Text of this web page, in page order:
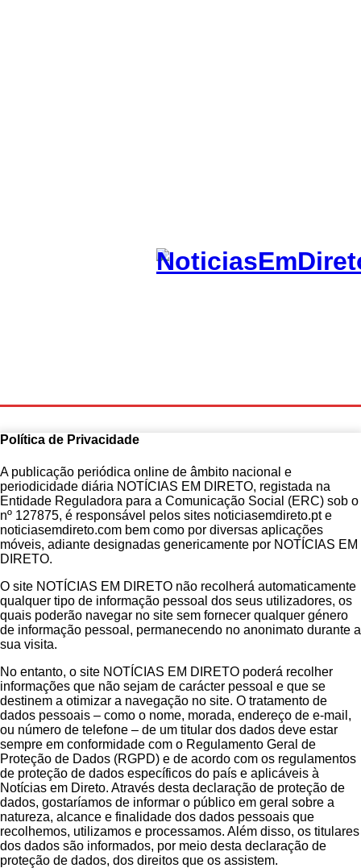
Política de Privacidade
A publicação periódica online de âmbito nacional e
periodicidade diária NOTÍCIAS EM DIRETO, registada na
Entidade Reguladora para a Comunicação Social (ERC) sob o
nº 127875, é responsável pelos sites noticiasemdireto.pt e
noticiasemdireto.com bem como por diversas aplicações
móveis, adiante designadas genericamente por NOTÍCIAS EM
DIRETO.
O site NOTÍCIAS EM DIRETO não recolherá automaticamente
qualquer tipo de informação pessoal dos seus utilizadores, os
quais poderão navegar no site sem fornecer qualquer género
de informação pessoal, permanecendo no anonimato durante a
sua visita.
No entanto, o site NOTÍCIAS EM DIRETO poderá recolher
informações que não sejam de carácter pessoal e que se
destinem a otimizar a navegação no site. O tratamento de
dados pessoais – como o nome, morada, endereço de e-mail,
ou número de telefone – de um titular dos dados deve estar
sempre em conformidade com o Regulamento Geral de
Proteção de Dados (RGPD) e de acordo com os regulamentos
de proteção de dados específicos do país e aplicáveis à
Notícias em Direto. Através desta declaração de proteção de
dados, gostaríamos de informar o público em geral sobre a
natureza, alcance e finalidade dos dados pessoais que
recolhemos, utilizamos e processamos. Além disso, os titulares
dos dados são informados, por meio desta declaração de
proteção de dados, dos direitos que os assistem.